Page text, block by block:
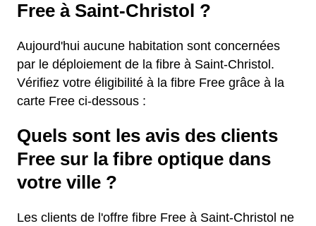
Free à Saint-Christol ?
Aujourd'hui aucune habitation sont concernées
par le déploiement de la fibre à Saint-Christol.
Vérifiez votre éligibilité à la fibre Free grâce à la
carte Free ci-dessous :
Quels sont les avis des clients
Free sur la fibre optique dans
votre ville ?
Les clients de l'offre fibre Free à Saint-Christol ne